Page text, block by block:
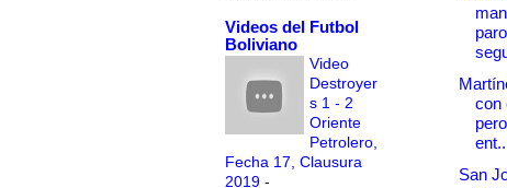
Videos del Futbol
Boliviano
Video
Destroyer
s 1 - 2
Oriente
Petrolero,
Fecha 17, Clausura
2019 -
con
San